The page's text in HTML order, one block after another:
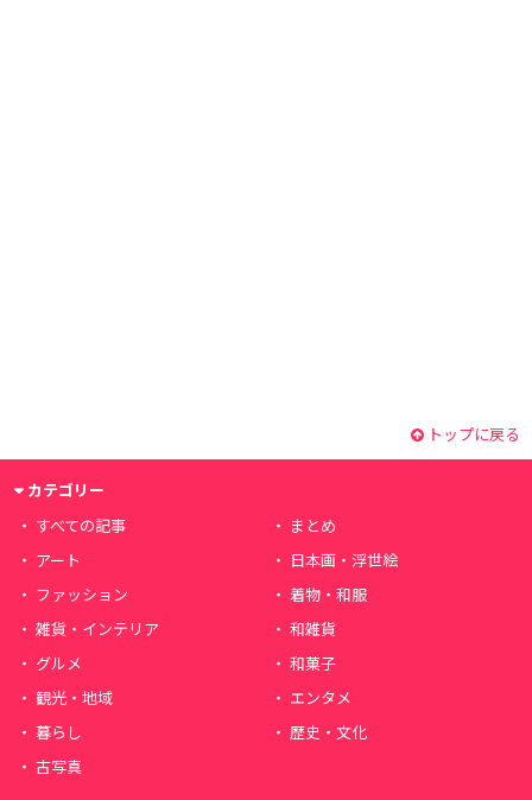
トップに戻る
カテゴリー
すべての記事
まとめ
アート
日本画・浮世絵
ファッション
着物・和服
雑貨・インテリア
和雑貨
グルメ
和菓子
観光・地域
エンタメ
暮らし
歴史・文化
古写真